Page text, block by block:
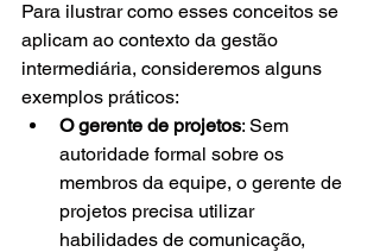
Para ilustrar como esses conceitos se
aplicam ao contexto da gestão
intermediária, consideremos alguns
exemplos práticos:
O gerente de projetos: Sem
autoridade formal sobre os
membros da equipe, o gerente de
projetos precisa utilizar
habilidades de comunicação,